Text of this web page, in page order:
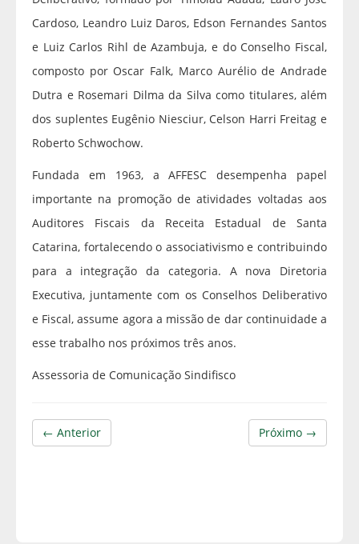
Cardoso, Leandro Luiz Daros, Edson Fernandes Santos
e Luiz Carlos Rihl de Azambuja, e do Conselho Fiscal,
composto por Oscar Falk, Marco Aurélio de Andrade
Dutra e Rosemari Dilma da Silva como titulares, além
dos suplentes Eugênio Niesciur, Celson Harri Freitag e
Roberto Schwochow.
Fundada em 1963, a AFFESC desempenha papel
importante na promoção de atividades voltadas aos
Auditores Fiscais da Receita Estadual de Santa
Catarina, fortalecendo o associativismo e contribuindo
para a integração da categoria. A nova Diretoria
Executiva, juntamente com os Conselhos Deliberativo
e Fiscal, assume agora a missão de dar continuidade a
esse trabalho nos próximos três anos.
Assessoria de Comunicação Sindifisco
Próximo →
← Anterior